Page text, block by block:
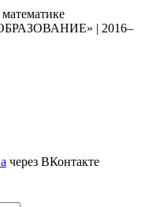
| 2016–
через ВКонтакте